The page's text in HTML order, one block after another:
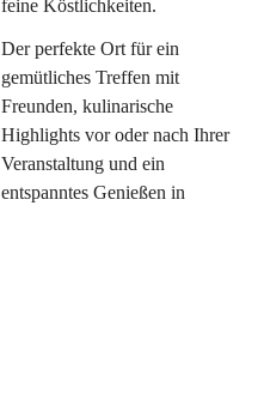
feine Köstlichkeiten.
Der perfekte Ort für ein
gemütliches Treffen mit
Freunden, kulinarische
Highlights vor oder nach Ihrer
Veranstaltung und ein
entspanntes Genießen in